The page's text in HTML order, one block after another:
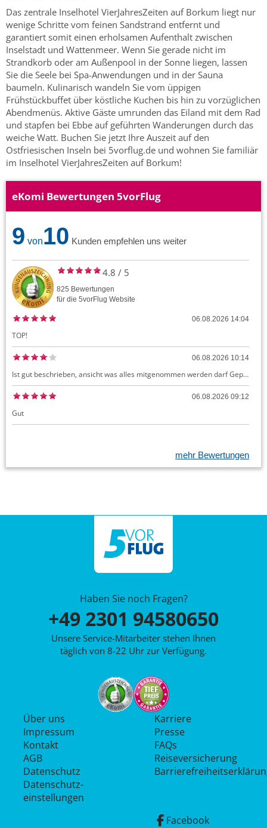
Das zentrale Inselhotel VierJahresZeiten auf Borkum liegt nur
wenige Schritte vom feinen Sandstrand entfernt und
garantiert somit einen erholsamen Aufenthalt zwischen
Inselstadt und Wattenmeer. Wenn Sie gerade nicht im
Strandkorb oder am Außenpool in der Sonne liegen, lassen
Sie die Seele bei Spa-Anwendungen und in der Sauna
baumeln. Kulinarisch wandeln Sie vom üppigen
Frühstückbuffet über köstliche Kuchen bis hin zu vorzüglichen
Abendmenüs. Aktive Gäste umrunden das Eiland mit dem Rad
und stapfen bei Ebbe auf geführten Wanderungen durch das
weiche Watt. Buchen Sie jetzt Ihre Auszeit auf den
Ostfriesischen Inseln bei 5vorflug.de und wohnen Sie familiär
im Inselhotel VierJahresZeiten auf Borkum!
eKomi Bewertungen 5vorFlug
9 von10 Kunden empfehlen uns weiter
4.8 / 5
825 Bewertungen
für die 5vorFlug Website
06.08.2026 14:04
TOP!
06.08.2026 10:14
Ist gut beschrieben, ansicht was alles mitgenommen werden darf Gepäck dürfte auch kostenloses Handgepäck umfassen, ansonsten sehr easy zu machen
06.08.2026 09:12
Gut
mehr Bewertungen
Haben Sie noch Fragen?
+49 2301 94580650
Unsere Service-Mitarbeiter stehen Ihnen
täglich von 8-22 Uhr zur Verfügung.
Über uns
Impressum
Kontakt
AGB
Datenschutz
Datenschutz­
einstellungen
Karriere
Presse
FAQs
Reiseversicherung
Facebook